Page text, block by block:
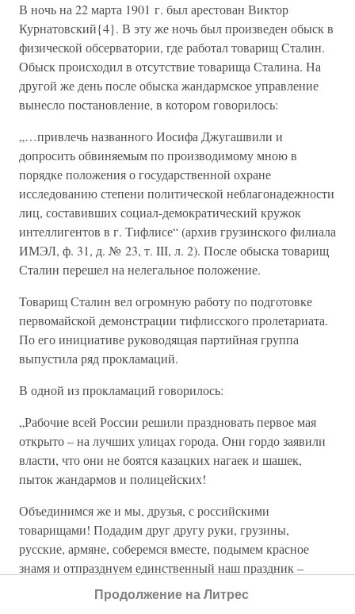
В ночь на 22 марта 1901 г. был арестован Виктор
Курнатовский{4}. В эту же ночь был произведен обыск в
физической обсерватории, где работал товарищ Сталин.
Обыск происходил в отсутствие товарища Сталина. На
другой же день после обыска жандармское управление
вынесло постановление, в котором говорилось:
„…привлечь названного Иосифа Джугашвили и
допросить обвиняемым по производимому мною в
порядке положения о государственной охране
исследованию степени политической неблагонадежности
лиц, составивших социал-демократический кружок
интеллигентов в г. Тифлисе“ (архив грузинского филиала
ИМЭЛ, ф. 31, д. № 23, т. III, л. 2). После обыска товарищ
Сталин перешел на нелегальное положение.
Товарищ Сталин вел огромную работу по подготовке
первомайской демонстрации тифлисского пролетариата.
По его инициативе руководящая партийная группа
выпустила ряд прокламаций.
В одной из прокламаций говорилось:
„Рабочие всей России решили праздновать первое мая
открыто – на лучших улицах города. Они гордо заявили
власти, что они не боятся казацких нагаек и шашек,
пыток жандармов и полицейских!
Объединимся же и мы, друзья, с российскими
товарищами! Подадим друг другу руки, грузины,
русские, армяне, соберемся вместе, подымем красное
знамя и отпразднуем единственный наш праздник –
Первое Мая!“ (Архивное управление МВД ГССР, ф. 158,
д. № 355, 1901 г., л. 47).
Продолжение на Литрес